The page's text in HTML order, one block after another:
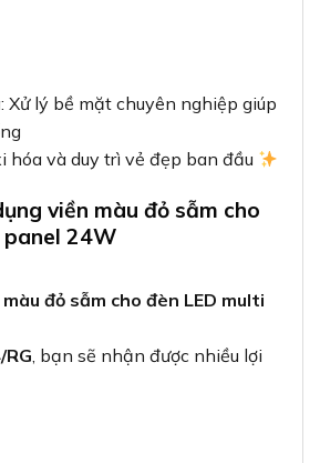
: Xử lý bề mặt chuyên nghiệp giúp
hóa và duy trì vẻ đẹp ban đầu
viền màu đỏ sẫm cho
panel 24W
đỏ sẫm cho đèn LED multi
, bạn sẽ nhận được nhiều lợi